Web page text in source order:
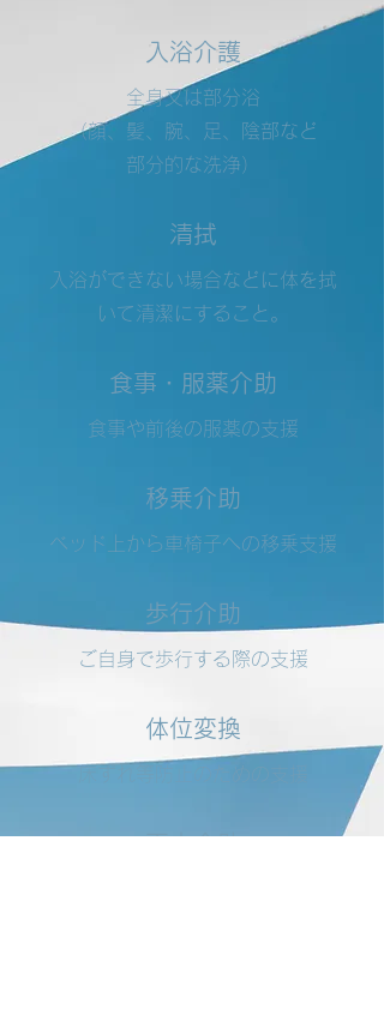
入浴介護
全身又は部分浴
（顔、髪、腕、足、陰部など
部分的な洗浄）
清拭
入浴ができない場合などに体を拭
いて清潔にすること。
食事・服薬介助
食事や前後の服薬の支援
移乗介助
​ベッド上から車椅子への移乗支援
歩行介助
ご自身で歩行する際の支援
体位変換
更衣介助